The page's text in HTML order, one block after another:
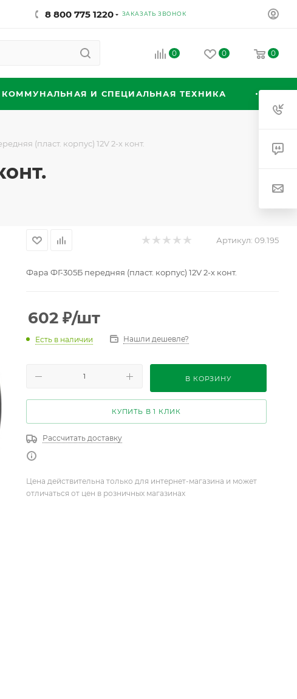
8 800 775 1220 ЗАКАЗАТЬ ЗВОНОК
0 0 0
КОММУНАЛЬНАЯ И СПЕЦИАЛЬНАЯ ТЕХНИКА
(пласт. корпус) 12V 2-х конт.
Артикул: 09.195
Фара ФГ-305Б передняя (пласт. корпус) 12V 2-х конт.
602 ₽/шт
Есть в наличии Нашли дешевле?
В КОРЗИНУ
КУПИТЬ В 1 КЛИК
Рассчитать доставку
Цена действительна только для интернет-магазина и может
отличаться от цен в розничных магазинах